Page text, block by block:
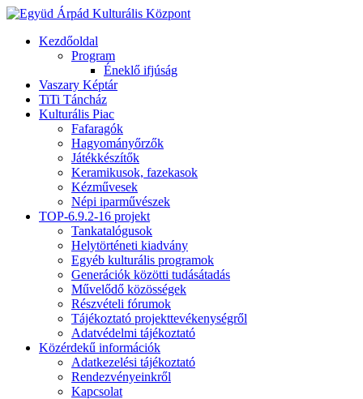
Kezdőoldal
Program
Éneklő ifjúság
Vaszary Képtár
TiTi Táncház
Kulturális Piac
Fafaragók
Hagyományőrzők
Játékkészítők
Keramikusok, fazekasok
Kézművesek
Népi iparművészek
TOP-6.9.2-16 projekt
Tankatalógusok
Helytörténeti kiadvány
Egyéb kulturális programok
Generációk közötti tudásátadás
Művelődő közösségek
Részvételi fórumok
Tájékoztató projekttevékenységről
Adatvédelmi tájékoztató
Közérdekű információk
Adatkezelési tájékoztató
Rendezvényeinkről
Kapcsolat